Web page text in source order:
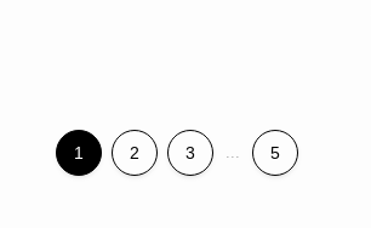
1 2 3 ... 5